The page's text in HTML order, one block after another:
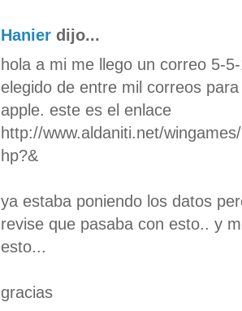
Hanier dijo...
hola a mi me llego un correo 5-
elegido de entre mil correos
apple. este es el enlace
http://www.aldaniti.net/
hp?&
ya estaba poniendo los datos
revise que pasaba con esto.. y
esto...
gracias